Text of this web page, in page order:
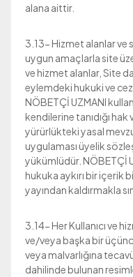
alana aittir.
3.13- Hizmet alanlar ve
uygun amaçlarla site
ve hizmet alanlar, Site
eylemdeki hukuki ve
NÖBETÇİ UZMANI
kendilerine tanıdığı hak
yürürlükteki yasal
uygulaması üyelik
yükümlüdür. NÖBETÇİ
hukuka aykırı bir içerik
yayından kaldırmakla
3.14- Her Kullanıcı ve
ve/veya başka bir
veya malvarlığına
dahilinde bulunan